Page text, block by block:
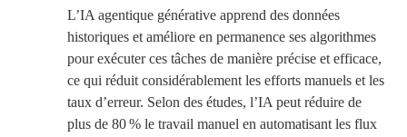
L’IA agentique générative apprend des données
historiques et améliore en permanence ses algorithmes
pour exécuter ces tâches de manière précise et efficace,
ce qui réduit considérablement les efforts manuels et les
taux d’erreur. Selon des études, l’IA peut réduire de
plus de 80 % le travail manuel en automatisant les flux